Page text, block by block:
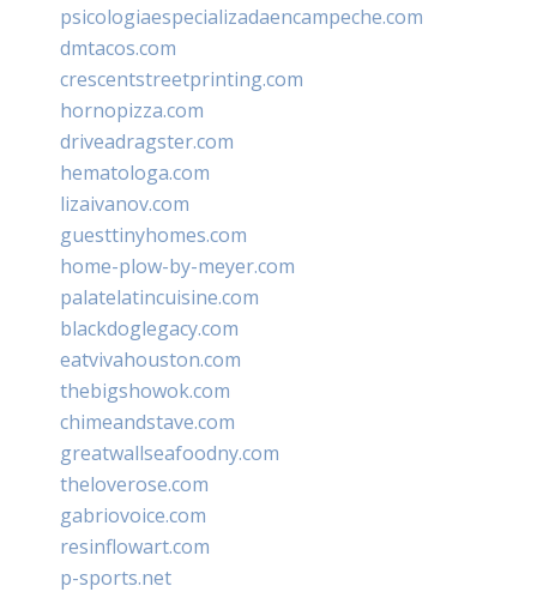
psicologiaespecializadaencampeche.com
dmtacos.com
crescentstreetprinting.com
hornopizza.com
driveadragster.com
hematologa.com
lizaivanov.com
guesttinyhomes.com
home-plow-by-meyer.com
palatelatincuisine.com
blackdoglegacy.com
eatvivahouston.com
thebigshowok.com
chimeandstave.com
greatwallseafoodny.com
theloverose.com
gabriovoice.com
resinflowart.com
p-sports.net